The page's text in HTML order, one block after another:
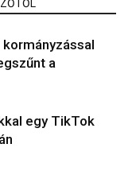
a
egy TikTok